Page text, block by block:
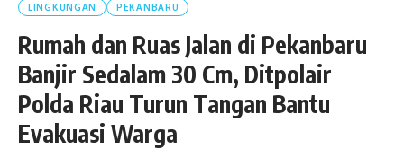
LINGKUNGAN PEKANBARU
Rumah dan Ruas Jalan di Pekanbaru
Banjir Sedalam 30 Cm, Ditpolair
Polda Riau Turun Tangan Bantu
Evakuasi Warga